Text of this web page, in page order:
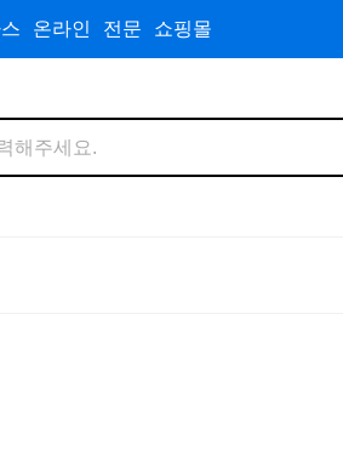
스 온라인 전문 쇼핑몰